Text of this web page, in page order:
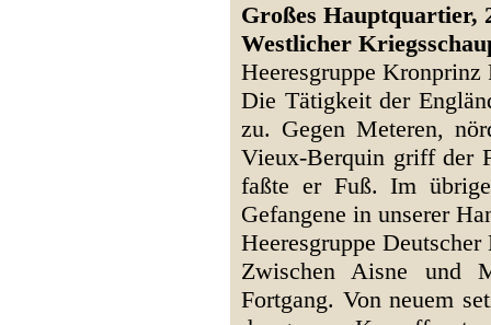
Großes Hauptquartier,
Westlicher
Heeresgruppe Kronprinz
Die Tätigkeit der
zu. Gegen Meteren,
Vieux-Berquin griff der
faßte er Fuß. Im
Gefangene in unserer
Heeresgruppe
Zwischen Aisne und
Fortgang. Von neuem